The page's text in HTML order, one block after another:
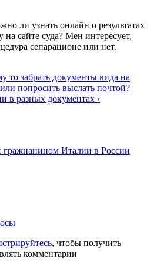
ли узнать онлайн о результатах
на сайте суда? Мен интересует,
сепарационе или нет.
то забрать документы вида на
попросить выслать почтой?
в разных документах ›
гражнанином Италии в России
, чтобы получить
комментарии